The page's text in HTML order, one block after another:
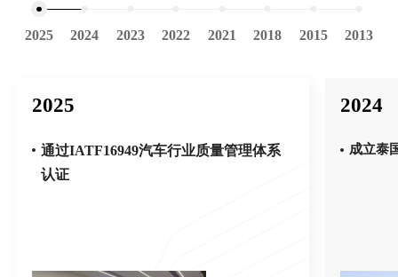
2025 2024 2023 2022 2021 2018 2015 2013
2025
通过IATF16949汽车行业质量管理体系
认证
2024
成立泰